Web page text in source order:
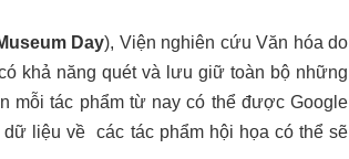
Day), Viện nghiên cứu Văn hóa do
khả năng quét và lưu giữ toàn bộ những
mỗi tác phẩm từ nay có thể được Google
liệu về các tác phẩm hội họa có thể sẽ